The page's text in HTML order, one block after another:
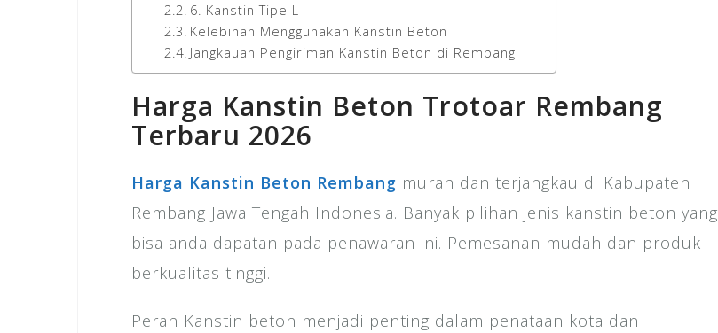
6. Kanstin Tipe L
Kelebihan Menggunakan Kanstin Beton
Jangkauan Pengiriman Kanstin Beton di Rembang
Harga Kanstin Beton Trotoar Rembang
Terbaru 2026
Harga Kanstin Beton Rembang murah dan terjangkau di Kabupaten
Rembang Jawa Tengah Indonesia. Banyak pilihan jenis kanstin beton yang
bisa anda dapatan pada penawaran ini. Pemesanan mudah dan produk
berkualitas tinggi.
Peran Kanstin beton menjadi penting dalam penataan kota dan